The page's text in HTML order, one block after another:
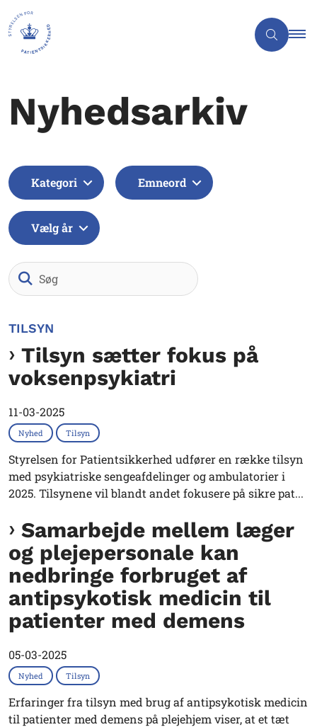
Nyhedsarkiv
Kategori Emneord
Vælg år
TILSYN
Tilsyn sætter fokus på
voksenpsykiatri
11-03-2025
Nyhed Tilsyn
Styrelsen for Patientsikkerhed udfører en række tilsyn
med psykiatriske sengeafdelinger og ambulatorier i
2025. Tilsynene vil blandt andet fokusere på sikre pat...
Samarbejde mellem læger
og plejepersonale kan
nedbringe forbruget af
antipsykotisk medicin til
patienter med demens
05-03-2025
Nyhed Tilsyn
Erfaringer fra tilsyn med brug af antipsykotisk medicin
til patienter med demens på plejehjem viser, at et tæt